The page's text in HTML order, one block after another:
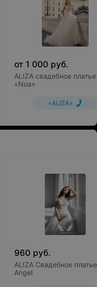
от 1 000 руб.
ALIZA свадебное платье
«Noa»
«ALIZA»
960 руб.
ALIZA Свадебное платье
Angel